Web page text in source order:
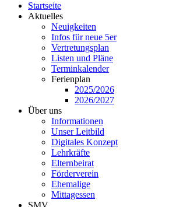
Startseite
Aktuelles
Neuigkeiten
Infos für neue 5er
Vertretungsplan
Listen und Pläne
Terminkalender
Ferienplan
2025/2026
2026/2027
Über uns
Informationen
Unser Leitbild
Digitales Konzept
Lehrkräfte
Elternbeirat
Förderverein
Ehemalige
Mittagessen
SMV